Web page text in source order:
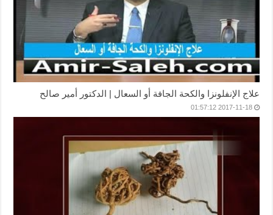
علاج الإنفلونزا والكحة الجافة أو السعال | الدكتور أمير صالح
2017-11-18 01:57:12